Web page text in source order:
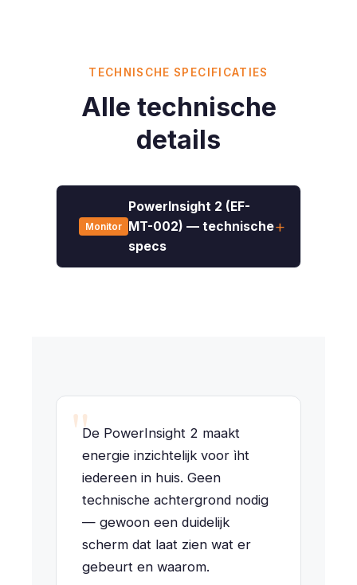
TECHNISCHE SPECIFICATIES
Alle technische
details
Monitor
PowerInsight 2 (EF-
MT-002) — technische
specs
"De PowerInsight 2 maakt
energie inzichtelijk voor ìht
iedereen in huis. Geen
technische achtergrond nodig
— gewoon een duidelijk
scherm dat laat zien wat er
gebeurt en waarom.